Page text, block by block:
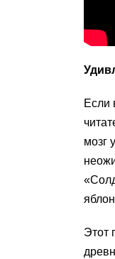
Если
мозг
Этот